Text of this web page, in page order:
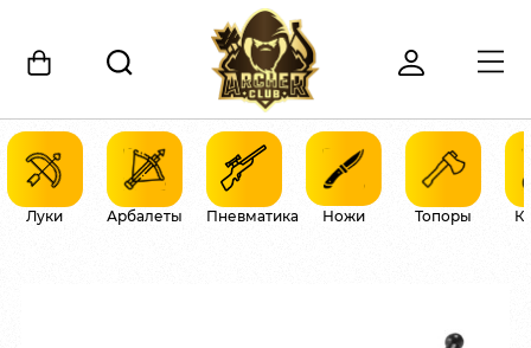
Луки Арбалеты Пневматика Ножи Топоры